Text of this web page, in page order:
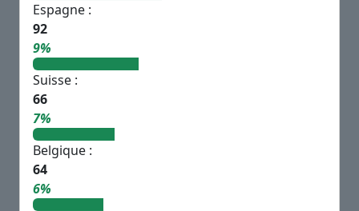
Espagne :
92
9%
Suisse :
66
7%
Belgique :
64
6%